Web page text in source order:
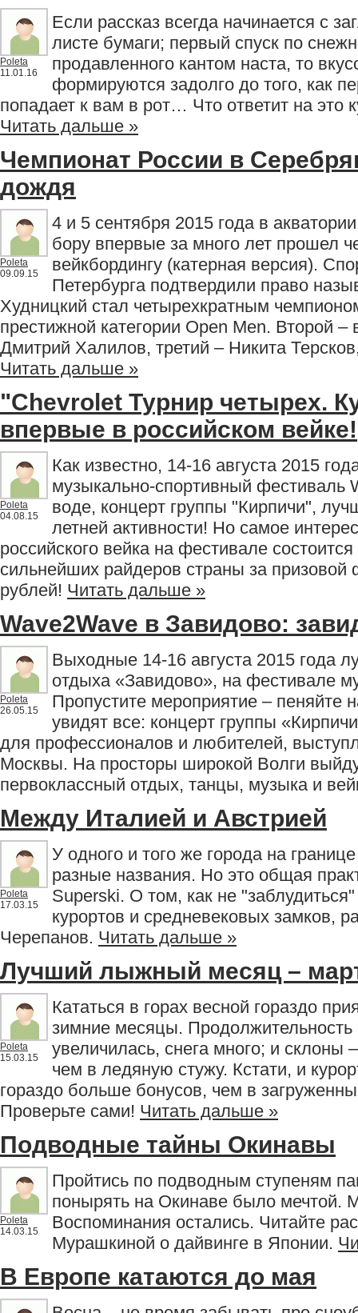
Poleta
11.01.16
Если рассказ всегда начинается с
листе бумаги; первый спуск по
продавленного кантом наста, то
формируются задолго до того, как
попадает к вам в рот… Что ответит на это
Читать дальше »
Чемпионат России в
дождя
Poleta
09.09.15
4 и 5 сентября 2015 года в
бору впервые за много лет прошел
вейкбордингу (катерная версия).
Петербурга подтвердили право
Худницкий стал четырехкратным
престижной категории Open Men. Второй –
Дмитрий Халилов, третий – Никита
Читать дальше »
"Chevrolet Турнир четырех.
впервые в российском вейке!
Poleta
04.08.15
Как известно, 14-16 августа 2015
музыкально-спортивный фестиваль
воде, концерт группы "Кирпичи",
летней активности! Но самое
российского вейка на фестивале
сильнейших райдеров страны за
рублей! Читать дальше »
Wave2Wave в Завидово:
Poleta
26.05.15
Выходные 14-16 августа 2015 года
отдыха «Завидово», на фестивале
Пропустите мероприятие – пеняйте
увидят все: концерт группы
для профессионалов и любителей,
Москвы. На просторы широкой Волги
первоклассный отдых, танцы, музыка и
Между Италией и Австрией
Poleta
17.03.15
У одного и того же города на
разные названия. Но это общая
Superski. О том, как не
курортов и средневековых замков,
Черепанов. Читать дальше »
Лучший лыжный месяц –
Poleta
15.03.15
Кататься в горах весной гораздо
зимние месяцы. Продолжительность
увеличилась, снега много; и склоны
чем в ледяную стужу. Кстати, и
гораздо больше бонусов, чем в
Проверьте сами! Читать дальше »
Подводные тайны Окинавы
Poleta
14.03.15
Пройтись по подводным ступеням
понырять на Окинаве было мечтой.
Воспоминания остались. Читайте
Мурашкиной о дайвинге в Японии.
В Европе катаются до мая